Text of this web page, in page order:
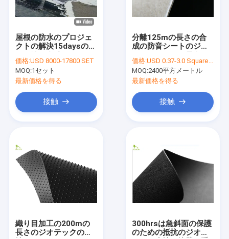
家
プロダクト
屋根の防水のプロジェ
クトの解決15daysのた
キスタイルの後につく
こと
価格:USD 8000-17800 SET
MOQ:1セット
最新価格を得る
接触
分離125mの長さの合
成の防音シートのジオ
生地を汚しなさい
価格:USD 0.37-3.0 Square Meter
MOQ:2400平方メートル
最新価格を得る
接触
織り目加工の200mの
長さのジオテックの生
300hrsは急斜面の保護
のための抵抗のジオテ